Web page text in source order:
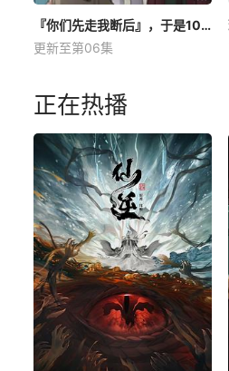
『你们先走我断后』，于是10年后我成为了传说
更新至第06集
正在热播